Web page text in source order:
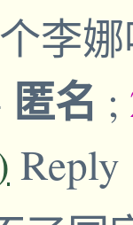
李
匿名 ;
Reply